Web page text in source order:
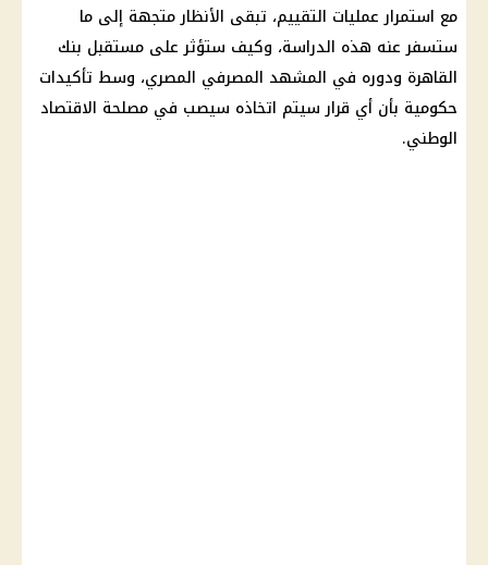
مع استمرار عمليات التقييم، تبقى الأنظار متجهة إلى ما
ستسفر عنه هذه الدراسة، وكيف ستؤثر على مستقبل بنك
القاهرة ودوره في المشهد المصرفي المصري، وسط تأكيدات
حكومية بأن أي قرارسيتم اتخاذه سيصب في مصلحة الاقتصاد
الوطني.